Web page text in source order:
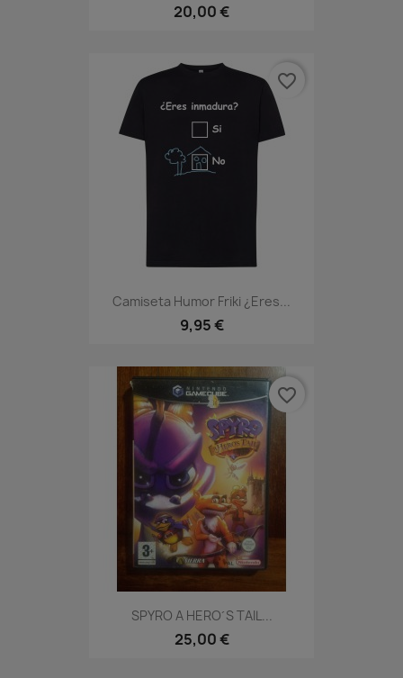
20,00 €
Camiseta Humor Friki ¿Eres...
9,95 €
favorite_border
SPYRO A HERO´S TAIL...
25,00 €
favorite_border